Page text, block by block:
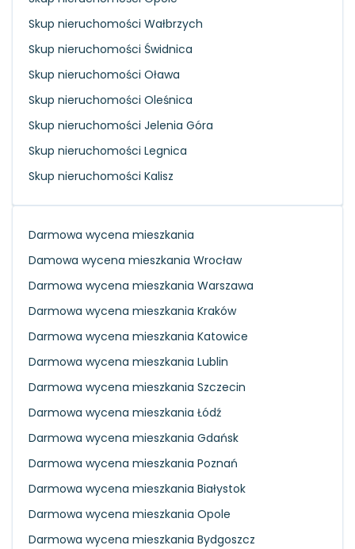
Skup nieruchomości Wałbrzych
Skup nieruchomości Świdnica
Skup nieruchomości Oława
Skup nieruchomości Oleśnica
Skup nieruchomości Jelenia Góra
Skup nieruchomości Legnica
Skup nieruchomości Kalisz
Darmowa wycena mieszkania
Damowa wycena mieszkania Wrocław
Darmowa wycena mieszkania Warszawa
Darmowa wycena mieszkania Kraków
Darmowa wycena mieszkania Katowice
Darmowa wycena mieszkania Lublin
Darmowa wycena mieszkania Szczecin
Darmowa wycena mieszkania Łódź
Darmowa wycena mieszkania Gdańsk
Darmowa wycena mieszkania Poznań
Darmowa wycena mieszkania Białystok
Darmowa wycena mieszkania Opole
Darmowa wycena mieszkania Bydgoszcz